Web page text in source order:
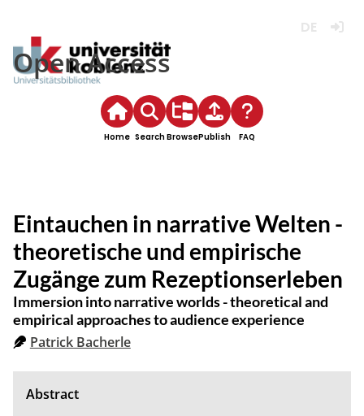
Open Access
Home SearchBrowsePublish FAQ
Eintauchen in narrative Welten -
theoretische und empirische
Zugänge zum Rezeptionserleben
Immersion into narrative worlds - theoretical and
empirical approaches to audience experience
Patrick Bacherle